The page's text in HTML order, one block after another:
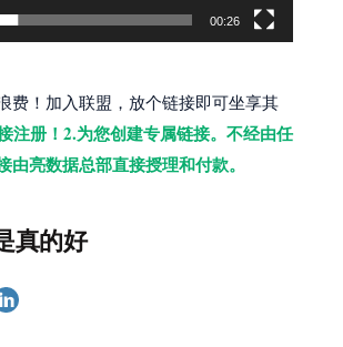
00:26
费！加入联盟，放个链接即可坐享其
注册！2.为您创建专属链接。不经由任
由亮数据总部直接授理和付款。
真的好